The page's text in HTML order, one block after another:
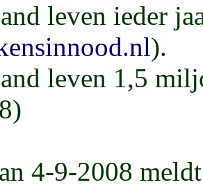
leven ieder
).
leven 1,5
4-9-2008